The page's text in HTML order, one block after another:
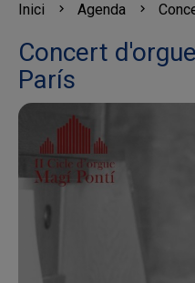
Inici Agenda
Concert
París